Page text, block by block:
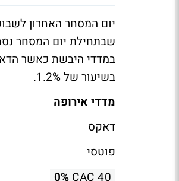
בשיעור של 1.2%.
מדדי אירופה
דאקס
פוטסי
CAC 40
0%